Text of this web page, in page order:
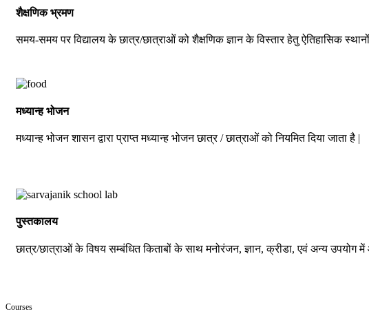
शैक्षणिक भ्रमण
समय-समय पर विद्यालय के छात्र/छात्राओं को शैक्षणिक ज्ञान के विस्तार हेतु ऐतिहासिक
मध्यान्ह भोजन
मध्यान्ह भोजन शासन द्वारा प्राप्त मध्यान्ह भोजन छात्र / छात्राओं को नियमित दिया जाता है |
पुस्तकालय
छात्र/छात्राओं के विषय सम्बंधित किताबों के साथ मनोरंजन, ज्ञान, क्रीडा, एवं अन्य उपयोग
Courses